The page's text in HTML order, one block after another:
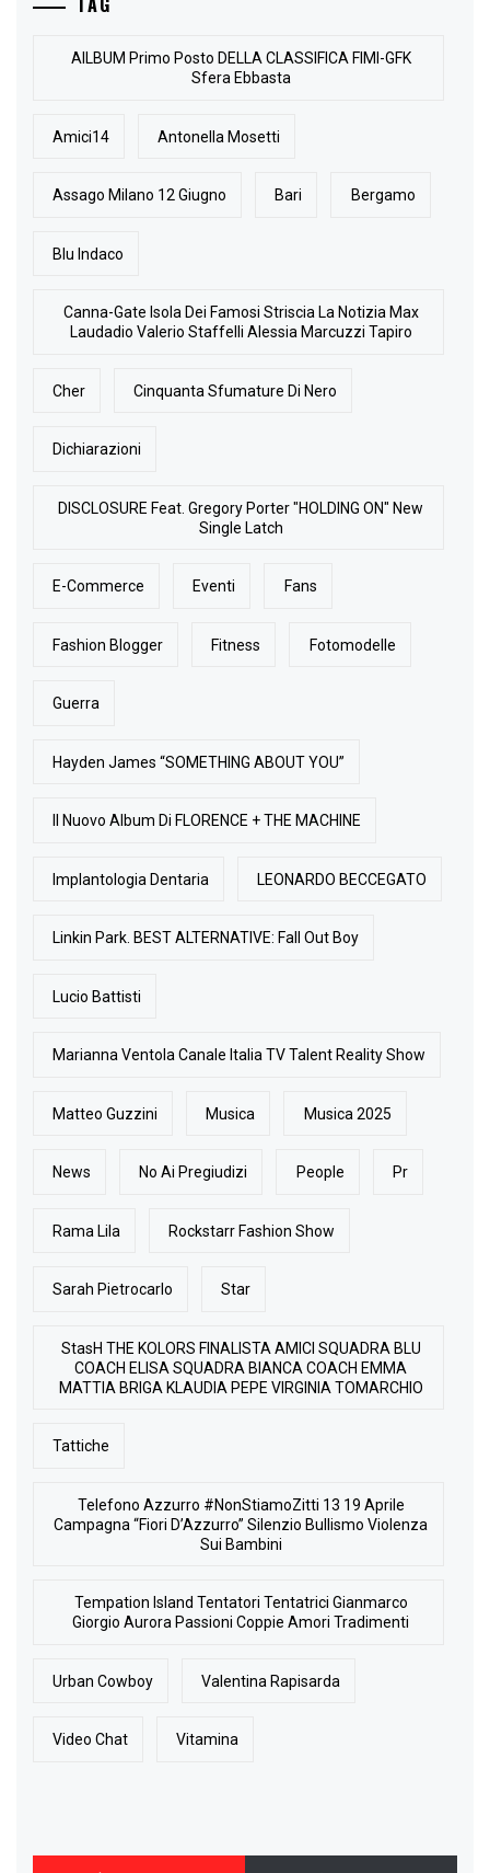
AlLBUM Primo Posto DELLA CLASSIFICA FIMI-GFK
Sfera Ebbasta
Amici14 Antonella Mosetti
Assago Milano 12 Giugno Bari Bergamo
Blu Indaco
Canna-Gate Isola Dei Famosi Striscia La Notizia Max
Laudadio Valerio Staffelli Alessia Marcuzzi Tapiro
Cher Cinquanta Sfumature Di Nero
Dichiarazioni
DISCLOSURE Feat. Gregory Porter "HOLDING ON" New
Single Latch
E-Commerce Eventi Fans
Fashion Blogger Fitness Fotomodelle
Guerra
Hayden James “SOMETHING ABOUT YOU”
Il Nuovo Album Di FLORENCE + THE MACHINE
Implantologia Dentaria LEONARDO BECCEGATO
Linkin Park. BEST ALTERNATIVE: Fall Out Boy
Lucio Battisti
Marianna Ventola Canale Italia TV Talent Reality Show
Matteo Guzzini Musica Musica 2025
News No Ai Pregiudizi People Pr
Rama Lila Rockstarr Fashion Show
Sarah Pietrocarlo Star
StasH THE KOLORS FINALISTA AMICI SQUADRA BLU
COACH ELISA SQUADRA BIANCA COACH EMMA
MATTIA BRIGA KLAUDIA PEPE VIRGINIA TOMARCHIO
Tattiche
Telefono Azzurro #NonStiamoZitti 13 19 Aprile
Campagna “Fiori D’Azzurro” Silenzio Bullismo Violenza
Sui Bambini
Tempation Island Tentatori Tentatrici Gianmarco
Giorgio Aurora Passioni Coppie Amori Tradimenti
Urban Cowboy Valentina Rapisarda
Video Chat Vitamina